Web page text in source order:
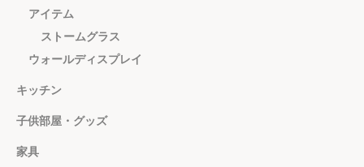
アイテム
ストームグラス
ウォールディスプレイ
キッチン
子供部屋・グッズ
家具